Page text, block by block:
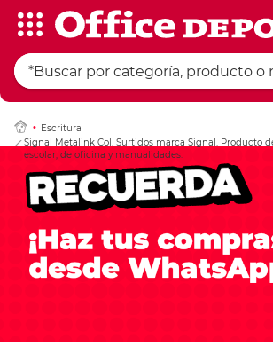
Escritura
Signal Metalink Col. Surtidos marca Signal. Producto
escolar, de oficina y manualidades.